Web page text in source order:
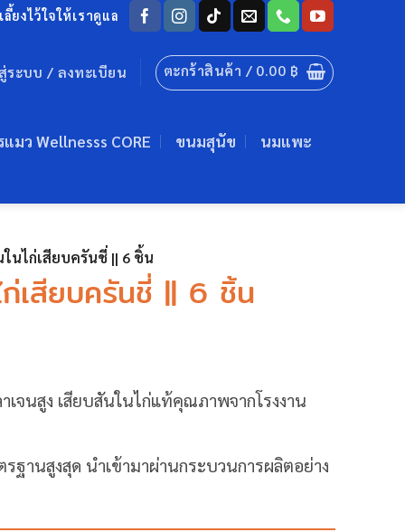
ยงไว้ใจให้เราดูแล
ระบบ / ลงทะเบียน ตะกร้าสินค้า / 0.00 ฿
มว Wellnesss CORE ขนมสุนัข นมแพะ
ในไก่เสียบครันชี่ || 6 ชิ้น
เสียบครันชี่ || 6 ชิ้น
เจนสูง เสียบสันในไก่แท้คุณภาพจากโรงงาน
รฐานสูงสุด นำเข้ามาผ่านกระบวนการผลิตอย่าง